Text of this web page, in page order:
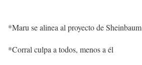
*Maru se alinea al proyecto de Sheinbaum
*Corral culpa a todos, menos a él